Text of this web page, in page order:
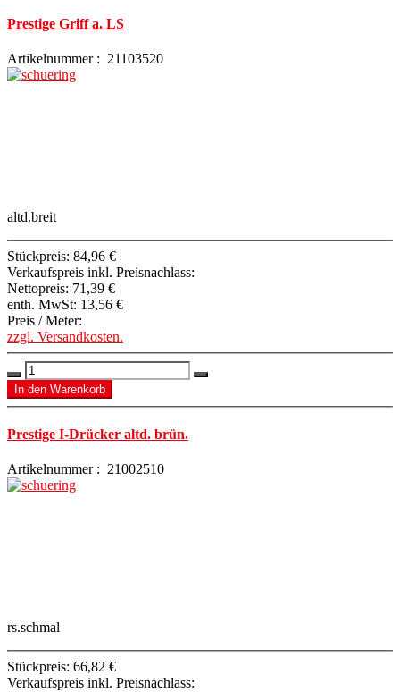
Prestige Griff a. LS
Artikelnummer : 21103520
altd.breit
Stückpreis: 84,96 €
Verkaufspreis inkl. Preisnachlass:
Nettopreis: 71,39 €
enth. MwSt: 13,56 €
Preis / Meter:
zzgl. Versandkosten.
Prestige I-Drücker altd. brün.
Artikelnummer : 21002510
rs.schmal
Stückpreis: 66,82 €
Verkaufspreis inkl. Preisnachlass: